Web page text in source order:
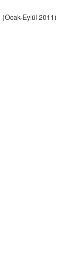
Eylül 2011)